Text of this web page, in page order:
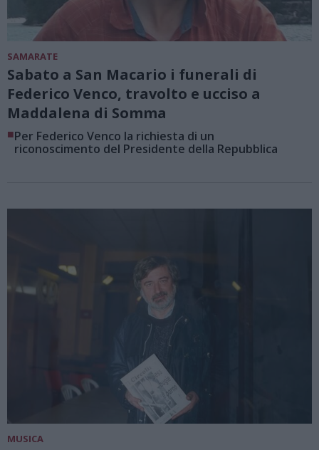
SAMARATE
Sabato a San Macario i funerali di
Federico Venco, travolto e ucciso a
Maddalena di Somma
■Per Federico Venco la richiesta di un
riconoscimento del Presidente della Repubblica
MUSICA